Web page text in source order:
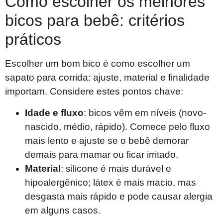
bicos para bebê: critérios
práticos
Escolher um bom bico é como escolher um
sapato para corrida: ajuste, material e finalidade
importam. Considere estes pontos chave:
Idade e fluxo: bicos vêm em níveis (novo-
nascido, médio, rápido). Comece pelo fluxo
mais lento e ajuste se o bebê demorar
demais para mamar ou ficar irritado.
Material : silicone é mais durável e
hipoalergênico; látex é mais macio, mas
desgasta mais rápido e pode causar alergia
em alguns casos.